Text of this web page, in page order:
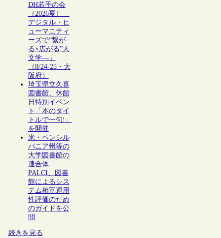
DH若手の会
（2026夏）―
デジタル・ヒ
ューマニティ
ーズで“繋が
る×広がる”人
文学―」
（8/24-25・大
阪府）
埼玉県立久喜
図書館、休館
日特別イベン
ト「本のタイ
トルで一句!」
を開催
米・ペンシル
バニア州等の
大学図書館の
連合体
PALCI、図書
館によるシス
テム相互運用
性評価のため
のガイドを公
開
続きを見る